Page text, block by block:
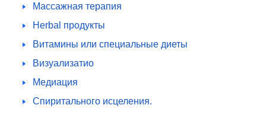
Массажная терапия
Herbal продукты
Витамины или специальные диеты
Визуализатио
Медиация
Спиритального исцеления.